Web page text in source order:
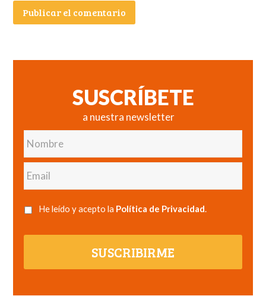
SUSCRÍBETE
a nuestra newsletter
Nombre
Email
He leído y acepto la Política de Privacidad.
SUSCRIBIRME